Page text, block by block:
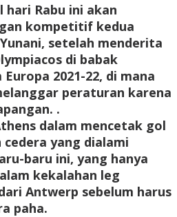
Rabu ini akan
kompetitif kedua
setelah menderita
di babak
2021-22, di mana
peraturan karena
.
dalam mencetak gol
yang dialami
baru ini, yang hanya
kekalahan leg
Antwerp sebelum harus
paha.